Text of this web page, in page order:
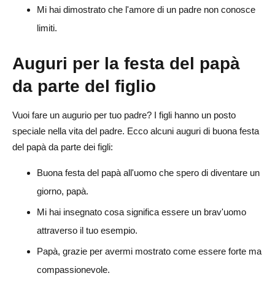
Mi hai dimostrato che l'amore di un padre non conosce
limiti.
Auguri per la festa del papà
da parte del figlio
Vuoi fare un augurio per tuo padre? I figli hanno un posto
speciale nella vita del padre. Ecco alcuni auguri di buona festa
del papà da parte dei figli:
Buona festa del papà all'uomo che spero di diventare un
giorno, papà.
Mi hai insegnato cosa significa essere un brav'uomo
attraverso il tuo esempio.
Papà, grazie per avermi mostrato come essere forte ma
compassionevole.